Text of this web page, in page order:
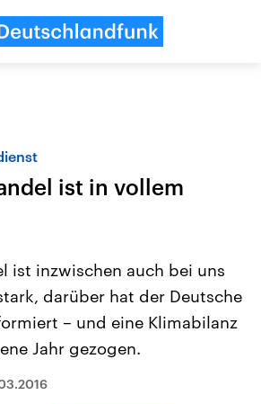
Anhalt
am 6.
das
USA
Aktuelle Beiträge,
Wirtschaftlich und
ist in vollem
ist inzwischen auch bei uns
darüber hat der Deutsche
– und eine Klimabilanz
Jahr gezogen.